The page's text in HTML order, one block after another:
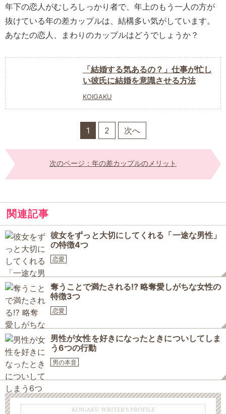
年下の恋人がむしろしっかり者で、年上のもう一人の方が
抜けている年の差カップルは、結構多い気がしています。
あなたの恋人、まわりのカップルはどうでしょうか？
「結婚する気あるの？」仕事が忙し
い彼氏に結婚を意識させる方法
KOIGAKU
1 2 次へ
次のページ：年の差カップルのメリット
関連記事
彼女をずっと大切にしてくれる「一途な男性」
の特徴4つ
恋愛
奪うことで満たされる⁉ 略奪愛しがちな女性の
特徴3つ
恋愛
男性が女性を好きになったときについしてしま
う6つの行動
男の本音
KOIGAKU WRITER'S PROFILE